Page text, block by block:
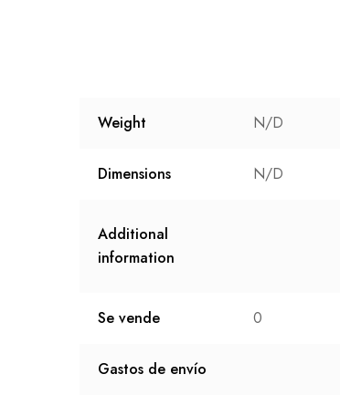
Weight N/D
Dimensions N/D
Additional
information
Se vende 0
Gastos de envío